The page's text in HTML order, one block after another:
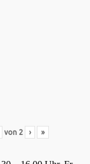
von 2 › »